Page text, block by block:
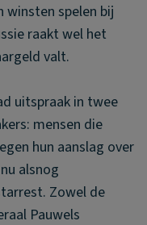
winsten spelen bij
raakt wel het
valt.
uitspraak in twee
mensen die
hun aanslag over
alsnog
Zowel de
Pauwels